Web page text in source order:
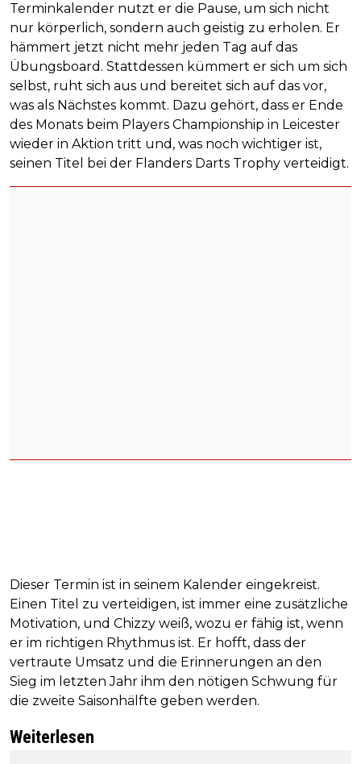
Terminkalender nutzt er die Pause, um sich nicht
nur körperlich, sondern auch geistig zu erholen. Er
hämmert jetzt nicht mehr jeden Tag auf das
Übungsboard. Stattdessen kümmert er sich um sich
selbst, ruht sich aus und bereitet sich auf das vor,
was als Nächstes kommt. Dazu gehört, dass er Ende
des Monats beim Players Championship in Leicester
wieder in Aktion tritt und, was noch wichtiger ist,
seinen Titel bei der Flanders Darts Trophy verteidigt.
Dieser Termin ist in seinem Kalender eingekreist.
Einen Titel zu verteidigen, ist immer eine zusätzliche
Motivation, und Chizzy weiß, wozu er fähig ist, wenn
er im richtigen Rhythmus ist. Er hofft, dass der
vertraute Umsatz und die Erinnerungen an den
Sieg im letzten Jahr ihm den nötigen Schwung für
die zweite Saisonhälfte geben werden.
Weiterlesen